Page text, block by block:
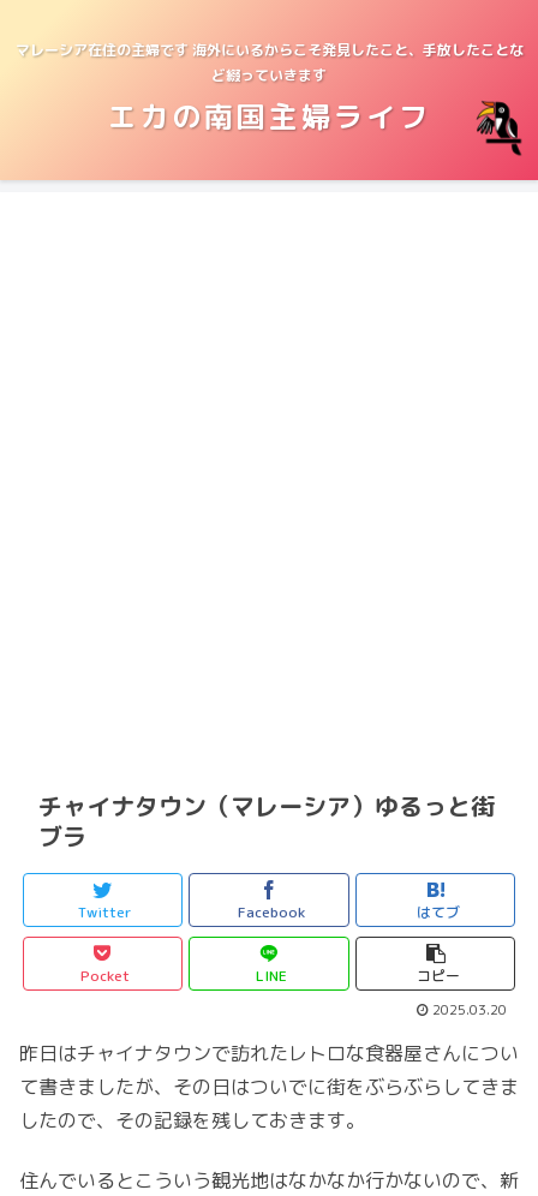
マレーシア在住の主婦です 海外にいるからこそ発見したこと、手放したことな
ど綴っていきます
エカの南国主婦ライフ
チャイナタウン（マレーシア）ゆるっと街
ブラ
Twitter Facebook はてブ
Pocket LINE コピー
2025.03.20
昨日はチャイナタウンで訪れたレトロな食器屋さんについ
て書きましたが、その日はついでに街をぶらぶらしてきま
したので、その記録を残しておきます。
住んでいるとこういう観光地はなかなか行かないので、新